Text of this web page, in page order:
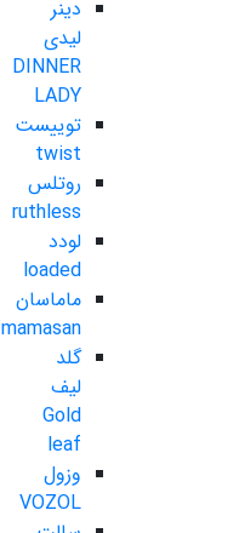
دینر
لیدی
DINNER
LADY
توییست
twist
روتلس
ruthless
لودد
loaded
ماماسان
mamasan
گلد
لیف
Gold
leaf
وزول
VOZOL